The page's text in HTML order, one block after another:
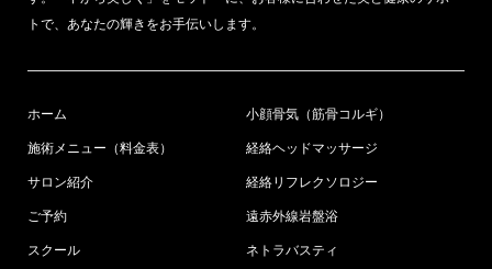
トで、あなたの輝きをお手伝いします。
ホーム
施術メニュー（料金表）
サロン紹介
ご予約
スクール
小顔骨気（筋骨コルギ）
経絡ヘッドマッサージ
経絡リフレクソロジー
遠赤外線岩盤浴
ネトラバスティ